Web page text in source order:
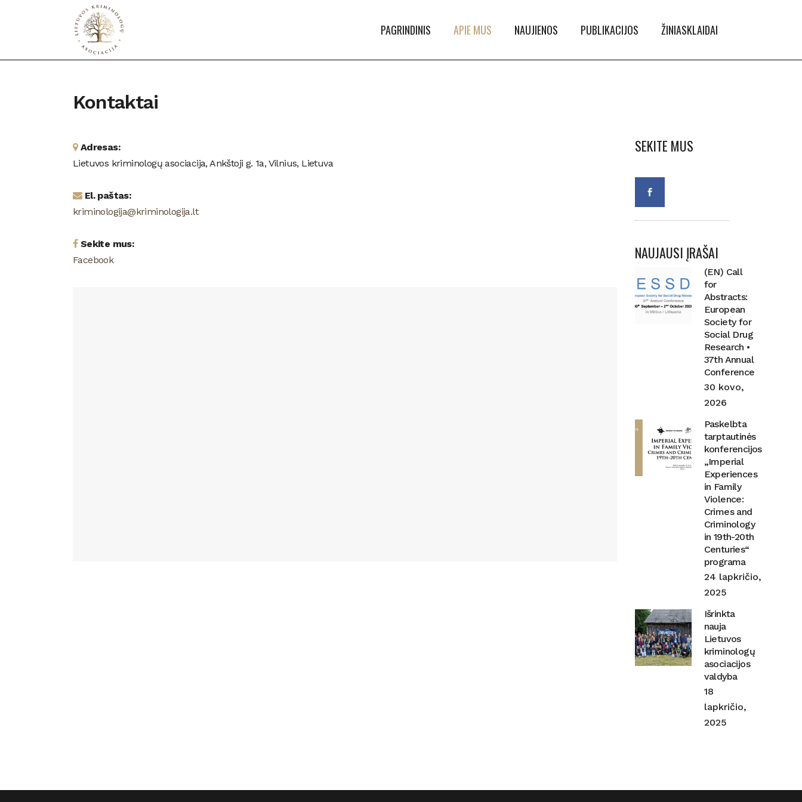
PAGRINDINIS APIE MUS NAUJIENOS PUBLIKACIJOS ŽINIASKLAIDAI
Kontaktai
Adresas:
Lietuvos kriminologų asociacija, Ankštoji g. 1a, Vilnius, Lietuva
El. paštas:
kriminologija@kriminologija.lt
Sekite mus:
Facebook
SEKITE MUS
NAUJAUSI ĮRAŠAI
(EN) Call
for
Abstracts:
European
Society for
Social Drug
Research •
37th Annual
Conference
30 kovo,
2026
Paskelbta
tarptautinės
konferencijos
„Imperial
Experiences
in Family
Violence:
Crimes and
Criminology
in 19th-20th
Centuries“
programa
24 lapkričio,
2025
Išrinkta
nauja
Lietuvos
kriminologų
asociacijos
valdyba
18
lapkričio,
2025